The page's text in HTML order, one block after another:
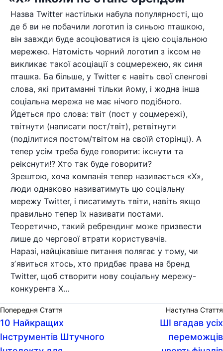
Назва Twitter настільки набула популярності, що
де б ви не побачили логотип із синьою пташкою,
він завжди буде асоціюватися із цією соціальною
мережею. Натомість чорний логотип з іксом не
викликає такої асоціації з соцмережею, як синя
пташка. Ба більше, у Twitter є навіть свої сленгові
слова, які притаманні тільки йому, і жодна інша
соціальна мережа не має нічого подібного.
Йдеться про слова: твіт (пост у соцмережі),
твітнути (написати пост/твіт), ретвітнути
(поділитися постом/твітом на своїй сторінці). А
тепер усім треба буде говорити: ікснути та
реікснути!? Хто так буде говорити?
Зрештою, хоча компанія тепер називається «X»,
люди однаково називатимуть цю соціальну
мережу Twitter, і писатимуть твіти, навіть якщо
правильно тепер їх називати постами.
Теоретично, такий ребрендинг може призвести
лише до чергової втрати користувачів.
Наразі, найцікавіше питання полягає у тому, чи
зʼявиться хтось, хто придбає права на бренд
Twitter, щоб створити нову соціальну мережу-
конкурента X…
Попередня Стаття
10 Найкращих
Інструментів Штучного
Наступна Стаття
ШІ вгадав усіх
переможців